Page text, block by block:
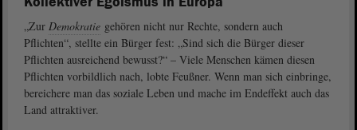
„Zur Demokratie gehören nicht nur Rechte, sondern auch
Pflichten“, stellte ein Bürger fest: „Sind sich die Bürger dieser
Pflichten ausreichend bewusst?“ – Viele Menschen kämen diesen
Pflichten vorbildlich nach, lobte Feußner. Wenn man sich einbringe,
bereichere man das soziale Leben und mache im Endeffekt auch das
Land attraktiver.